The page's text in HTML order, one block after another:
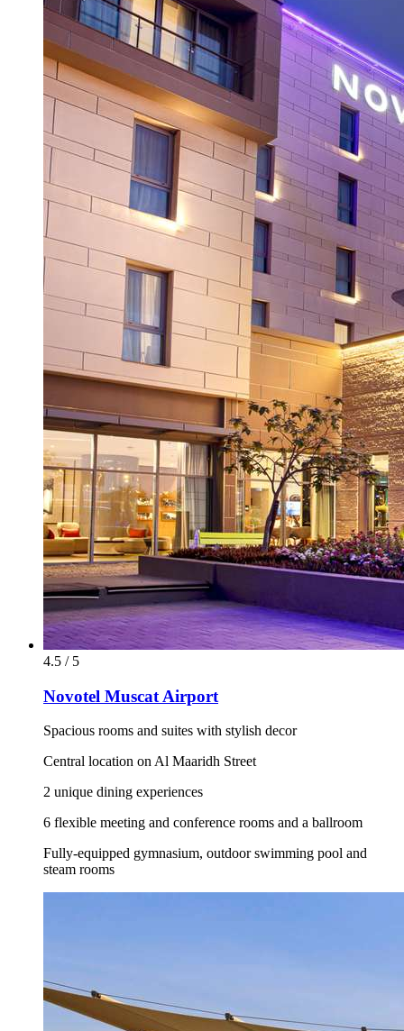
4.5 / 5
Novotel Muscat Airport
Spacious rooms and suites with stylish decor
Central location on Al Maaridh Street
2 unique dining experiences
6 flexible meeting and conference rooms and a ballroom
Fully-equipped gymnasium, outdoor swimming pool and
steam rooms